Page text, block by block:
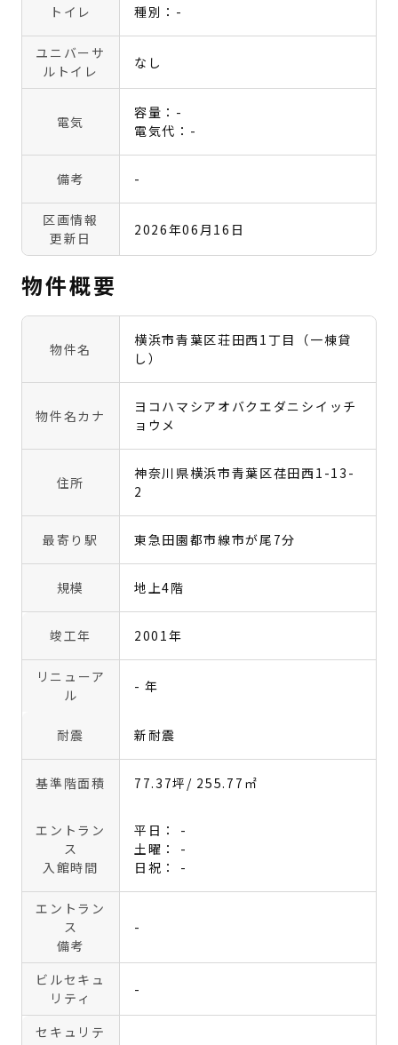
トイレ 種別：-
ユニバーサ
ルトイレ
なし
電気
容量：-
電気代：-
備考 -
区画情報
更新日
2026年06月16日
物件概要
物件名
横浜市青葉区荘田西1丁目（一棟貸
し）
物件名カナ
ヨコハマシアオバクエダニシイッチ
ョウメ
住所
神奈川県横浜市青葉区荏田西1-13-
2
最寄り駅 東急田園都市線市が尾7分
規模 地上4階
竣工年 2001年
リニューア
ル
- 年
耐震 新耐震
基準階面積 77.37坪 / 255.77㎡
エントラン
ス
入館時間
平日： -
土曜： -
日祝： -
エントラン
ス
備考
-
ビルセキュ
リティ
-
セキュリテ